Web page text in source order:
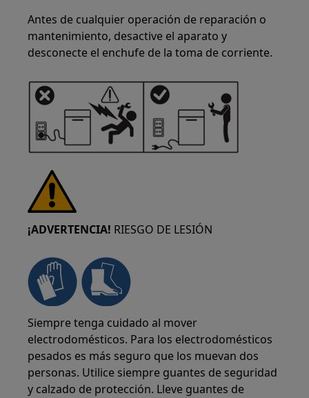
Antes de cualquier operación de reparación o
mantenimiento, desactive el aparato y
desconecte el enchufe de la toma de corriente.
¡ADVERTENCIA! RIESGO DE LESIÓN
Siempre tenga cuidado al mover
electrodomésticos. Para los electrodomésticos
pesados es más seguro que los muevan dos
personas. Utilice siempre guantes de seguridad
y calzado de protección. Lleve guantes de